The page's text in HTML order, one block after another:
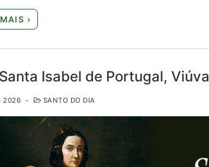
›
Isabel de Portugal, Viúva
2026 - SANTO DO DIA